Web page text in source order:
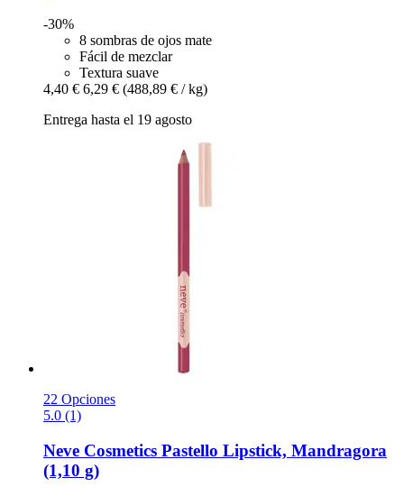
-30%
8 sombras de ojos mate
Fácil de mezclar
Textura suave
4,40 € 6,29 € (488,89 € / kg)
Entrega hasta el 19 agosto
22 Opciones
5.0 (1)
Neve Cosmetics Pastello Lipstick, Mandragora
(1,10 g)